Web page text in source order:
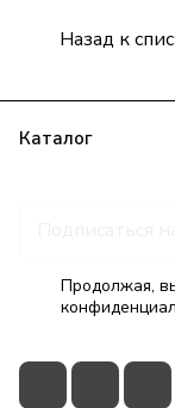
Назад к
Каталог
Продолжая,